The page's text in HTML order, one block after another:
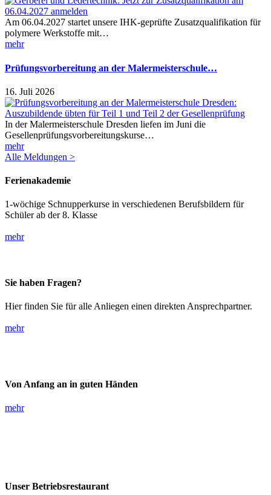
Am 06.04.2027 startet unsere IHK-geprüfte Zusatzqualifikation für
polymere Werkstoffe mit…
mehr
Prüfungsvorbereitung an der Malermeisterschule…
16. Juli 2026
In der Malermeisterschule Dresden liefen im Juni die
Gesellenprüfungsvorbereitungskurse…
mehr
Alle Meldungen >
Ferienakademie
1-wöchige Schnupperkurse in verschiedenen Berufsbildern für
Schüler ab der 8. Klasse
mehr
Sie haben Fragen?
Hier finden Sie für alle Anliegen einen direkten Ansprechpartner.
mehr
Von Anfang an in guten Händen
mehr
Unser Betriebsrestaurant